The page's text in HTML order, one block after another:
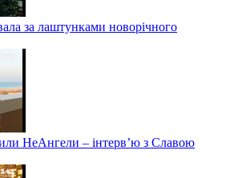
за лаштунками новорічного
НеАнгели – інтерв’ю з Славою